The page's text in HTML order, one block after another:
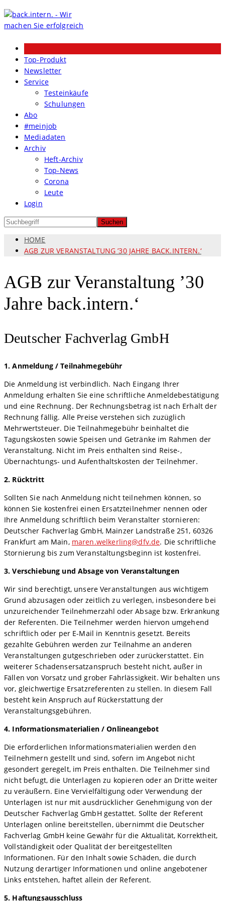
Skip
to
content
Top-Produkt
Newsletter
Service
Testeinkäufe
Schulungen
Abo
#meinjob
Mediadaten
Archiv
Heft-Archiv
Top-News
Corona
Leute
Login
HOME
AGB ZUR VERANSTALTUNG ’30 JAHRE BACK.INTERN.‘
AGB zur Veranstaltung ’30
Jahre back.intern.‘
Deutscher Fachverlag GmbH
1. Anmeldung / Teilnahmegebühr
Die Anmeldung ist verbindlich. Nach Eingang Ihrer
Anmeldung erhalten Sie eine schriftliche Anmeldebestätigung
und eine Rechnung. Der Rechnungsbetrag ist nach Erhalt der
Rechnung fällig. Alle Preise verstehen sich zuzüglich
Mehrwertsteuer. Die Teilnahmegebühr beinhaltet die
Tagungskosten sowie Speisen und Getränke im Rahmen der
Veranstaltung. Nicht im Preis enthalten sind Reise-,
Übernachtungs- und Aufenthaltskosten der Teilnehmer.
2. Rücktritt
Sollten Sie nach Anmeldung nicht teilnehmen können, so
können Sie kostenfrei einen Ersatzteilnehmer nennen oder
Ihre Anmeldung schriftlich beim Veranstalter stornieren:
Deutscher Fachverlag GmbH, Mainzer Landstraße 251, 60326
Frankfurt am Main, maren.welkerling@dfv.de. Die schriftliche
Stornierung bis zum Veranstaltungsbeginn ist kostenfrei.
3. Verschiebung und Absage von Veranstaltungen
Wir sind berechtigt, unsere Veranstaltungen aus wichtigem
Grund abzusagen oder zeitlich zu verlegen, insbesondere bei
unzureichender Teilnehmerzahl oder Absage bzw. Erkrankung
der Referenten. Die Teilnehmer werden hiervon umgehend
schriftlich oder per E-Mail in Kenntnis gesetzt. Bereits
gezahlte Gebühren werden zur Teilnahme an anderen
Veranstaltungen gutgeschrieben oder zurückerstattet. Ein
weiterer Schadensersatzanspruch besteht nicht, außer in
Fällen von Vorsatz und grober Fahrlässigkeit. Wir behalten uns
vor, gleichwertige Ersatzreferenten zu stellen. In diesem Fall
besteht kein Anspruch auf Rückerstattung der
Veranstaltungsgebühren.
4. Informationsmaterialien / Onlineangebot
Die erforderlichen Informationsmaterialien werden den
Teilnehmern gestellt und sind, sofern im Angebot nicht
gesondert geregelt, im Preis enthalten. Die Teilnehmer sind
nicht befugt, die Unterlagen zu kopieren oder an Dritte weiter
zu veräußern. Eine Vervielfältigung oder Verwendung der
Unterlagen ist nur mit ausdrücklicher Genehmigung von der
Deutscher Fachverlag GmbH gestattet. Sollte der Referent
Unterlagen online bereitstellen, übernimmt die Deutscher
Fachverlag GmbH keine Gewähr für die Aktualität, Korrektheit,
Vollständigkeit oder Qualität der bereitgestellten
Informationen. Für den Inhalt sowie Schäden, die durch
Nutzung derartiger Informationen und online angebotener
Links entstehen, haftet allein der Referent.
5. Haftungsausschluss